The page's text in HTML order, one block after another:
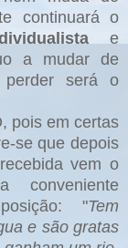
continuará o
e
a mudar de
será o
pois em certas
se que depois
vem o
conveniente
"Tem
e são gratas